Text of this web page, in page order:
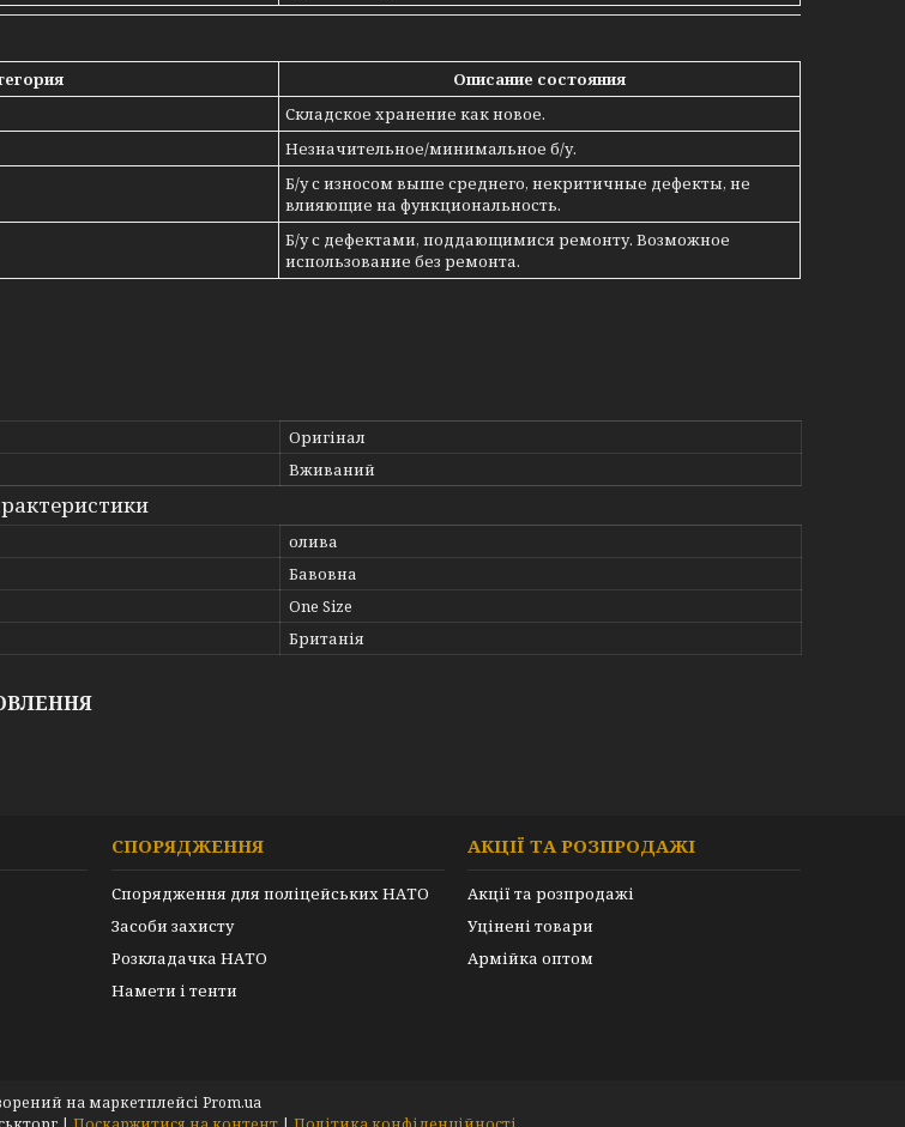
Описание состояния
Складское хранение как новое.
Незначительное/минимальное б/у.
Б/у с износом выше среднего, некритичные дефекты, не
влияющие на функциональность.
Б/у с дефектами, поддающимися ремонту. Возможное
использование без ремонта.
Оригінал
Вживаний
олива
Бавовна
One Size
Британія
СПОРЯДЖЕННЯ
Спорядження для поліцейських НАТО
Засоби захисту
Розкладачка НАТО
Намети і тенти
АКЦІЇ ТА РОЗПРОДАЖІ
Акції та розпродажі
Уцінені товари
Армійка оптом
на маркетплейсі Prom.ua